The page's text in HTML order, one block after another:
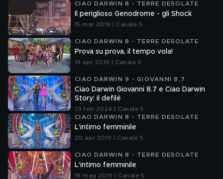
CIAO DARWIN 8 - TERRE DESOLATE
Il periglioso Genodrome - gli Shock
15 mar 2019 | Canale 5
CIAO DARWIN 8 - TERRE DESOLATE
Prova su prova, il tempo vola!
19 apr 2019 | Canale 5
CIAO DARWIN 9 - GIOVANNI 8,7
Ciao Darwin Giovanni 8.7 e Ciao Darwin
Story: il defilé
23 feb 2024 | Canale 5
CIAO DARWIN 8 - TERRE DESOLATE
L'intimo femminile
20 apr 2019 | Canale 5
CIAO DARWIN 8 - TERRE DESOLATE
L'intimo femminile
18 mag 2019 | Canale 5